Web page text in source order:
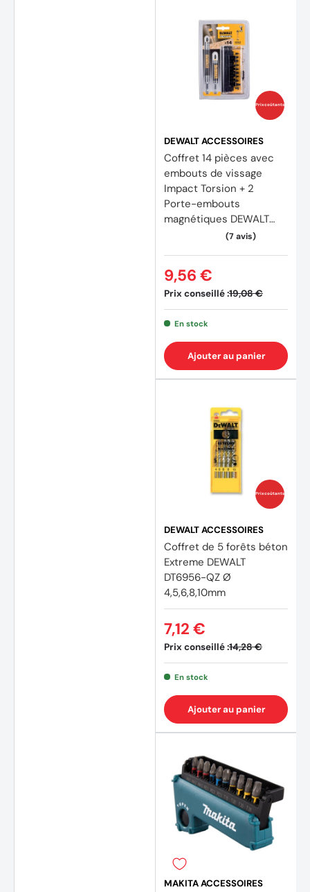
Prix coûtants
DEWALT ACCESSOIRES
Coffret 14 pièces avec
embouts de vissage
Impact Torsion + 2
Porte-embouts
magnétiques DEWALT
DT70512T-QZ
Prix conseillé :19,08 €
9,56 €
En stock
Ajouter au panier
Prix coûtants
DEWALT ACCESSOIRES
Coffret de 5 forêts béton
Extreme DEWALT
DT6956-QZ Ø
4,5,6,8,10mm
Prix conseillé :14,28 €
7,12 €
En stock
Ajouter au panier
MAKITA ACCESSOIRES